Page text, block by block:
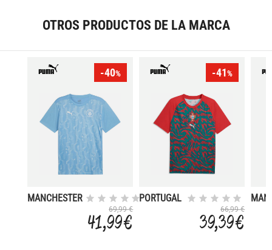
OTROS PRODUCTOS DE LA MARCA
-40%
MANCHESTER
69,99 €
41,99 €
-41%
PORTUGAL
66,99 €
39,39 €